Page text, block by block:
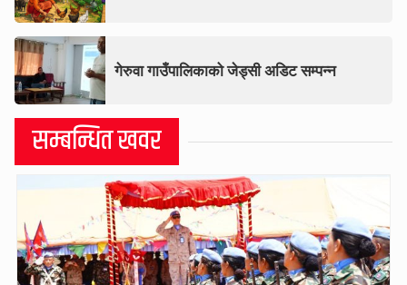
गेरुवा गाउँपालिकाको जेड्सी अडिट सम्पन्न
सम्बन्धित खवर